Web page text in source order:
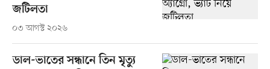
জটিলতা
০৩ আগস্ট ২০২৬
ডাল-ভাতের সন্ধানে তিন মৃত্যু